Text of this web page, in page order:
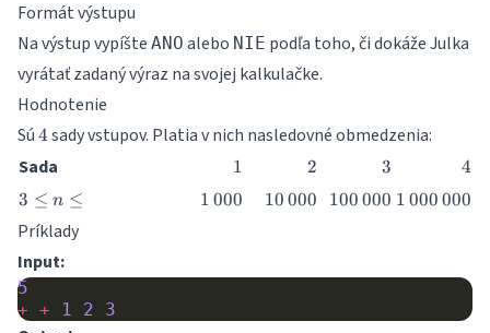
Formát výstupu
Na výstup vypíšte ANO alebo NIE podľa toho, či dokáže Julka
vyrátať zadaný výraz na svojej kalkulačke.
Hodnotenie
Sú 4
4 sady vstupov. Platia v nich nasledovné obmedzenia:
Sada
1
1 2
2 3
3 4
4
3
n
\leq
3 ≤ n ≤ 1\,000
1 000 10\,000
10 000 100\,000
100 000 1 000 000
Príklady
Input:
5
+ + 1 2 3